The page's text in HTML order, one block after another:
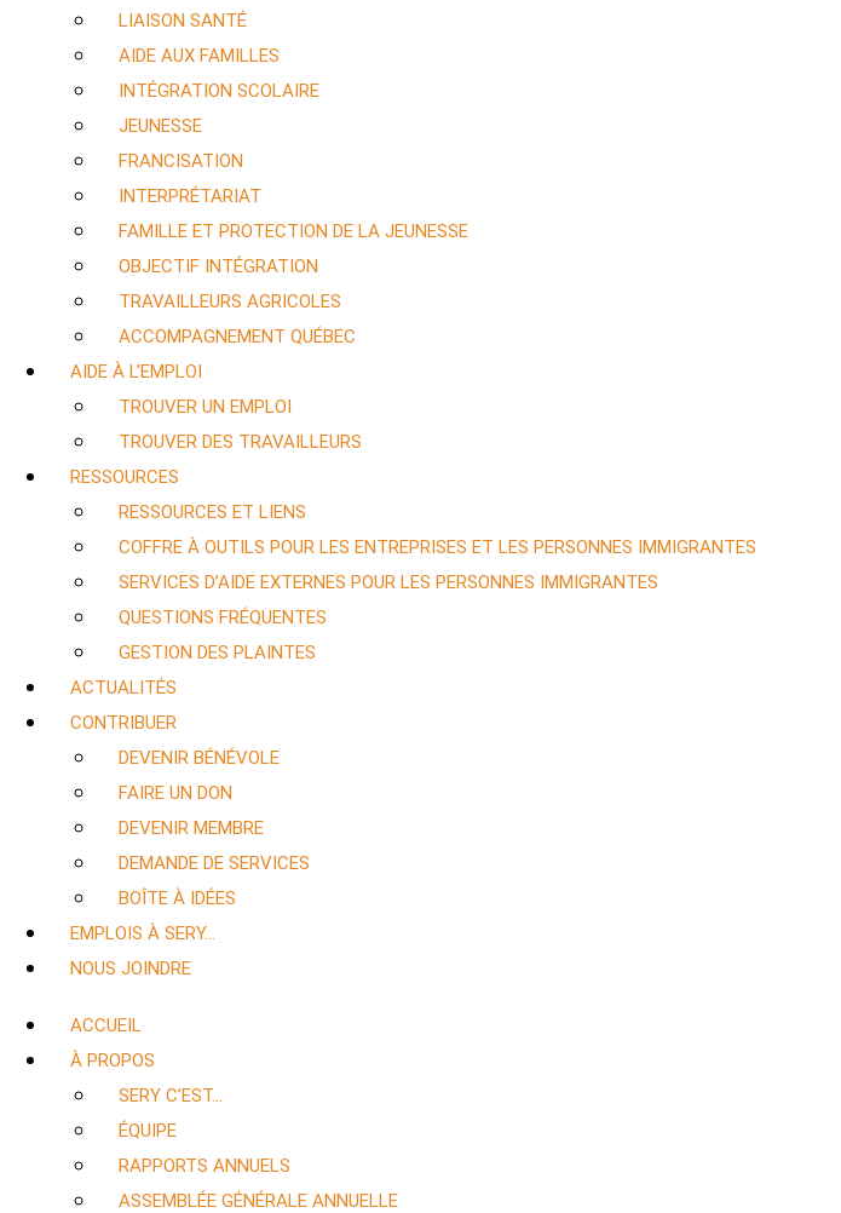
LIAISON SANTÉ
AIDE AUX FAMILLES
INTÉGRATION SCOLAIRE
JEUNESSE
FRANCISATION
INTERPRÉTARIAT
FAMILLE ET PROTECTION DE LA JEUNESSE
OBJECTIF INTÉGRATION
TRAVAILLEURS AGRICOLES
ACCOMPAGNEMENT QUÉBEC
AIDE À L’EMPLOI
TROUVER UN EMPLOI
TROUVER DES TRAVAILLEURS
RESSOURCES
RESSOURCES ET LIENS
COFFRE À OUTILS POUR LES ENTREPRISES ET LES PERSONNES IMMIGRANTES
SERVICES D’AIDE EXTERNES POUR LES PERSONNES IMMIGRANTES
QUESTIONS FRÉQUENTES
GESTION DES PLAINTES
ACTUALITÉS
CONTRIBUER
DEVENIR BÉNÉVOLE
FAIRE UN DON
DEVENIR MEMBRE
DEMANDE DE SERVICES
BOÎTE À IDÉES
EMPLOIS À SERY…
NOUS JOINDRE
ACCUEIL
À PROPOS
SERY C’EST…
ÉQUIPE
RAPPORTS ANNUELS
ASSEMBLÉE GÉNÉRALE ANNUELLE